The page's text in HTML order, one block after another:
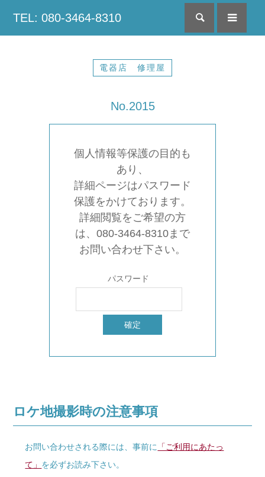
TEL: 080-3464-8310 検索
電器店 修理屋
No.2015
個人情報等保護の目的も
あり、
詳細ページはパスワード
保護をかけております。
詳細閲覧をご希望の方
は、080-3464-8310まで
お問い合わせ下さい。
パスワード
ロケ地撮影時の注意事項
お問い合わせされる際には、事前に 「ご利用にあたっ
て」 を必ずお読み下さい。